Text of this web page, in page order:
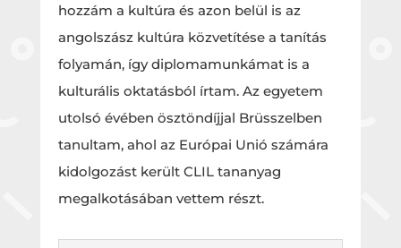
hozzám a kultúra és azon belül is az
angolszász kultúra közvetítése a tanítás
folyamán, így diplomamunkámat is a
kulturális oktatásból írtam. Az egyetem
utolsó évében ösztöndíjjal Brüsszelben
tanultam, ahol az Európai Unió számára
kidolgozást került CLIL tananyag
megalkotásában vettem részt.